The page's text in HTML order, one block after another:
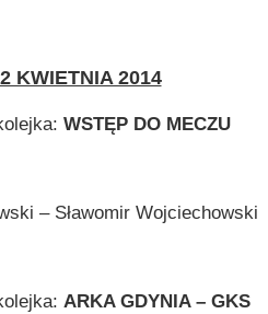
KWIETNIA 2014
WSTĘP DO MECZU
– Sławomir Wojciechowski
ARKA GDYNIA – GKS